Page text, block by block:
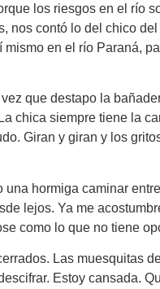
los riesgos en el río
nos contó lo del chico
en el río Paraná,
que destapo la
chica siempre tiene la
Giran y giran y los
hormiga caminar
lejos. Ya me
como lo que no tiene
Las muesquitas
Estoy cansada.